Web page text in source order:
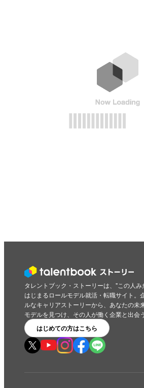
タレントブック・ストーリーは、"この人
はじまるロールモデル就活・転職サイト。
ルなキャリアストーリーから、あなたの未
モデルを見つけ、その人が働く企業と出会
はじめての方はこちら